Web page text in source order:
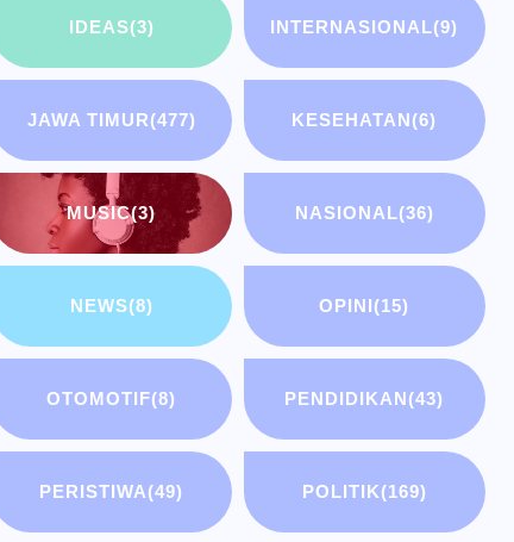
IDEAS(3) INTERNASIONAL(9)
JAWA TIMUR(477) KESEHATAN(6)
MUSIC(3) NASIONAL(36)
NEWS(8) OPINI(15)
OTOMOTIF(8) PENDIDIKAN(43)
PERISTIWA(49) POLITIK(169)